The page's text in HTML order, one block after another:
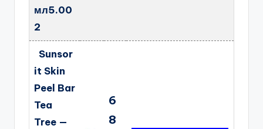
мл5.00
2
Sunsor
it Skin
Peel Bar
Tea
Tree —
6
8